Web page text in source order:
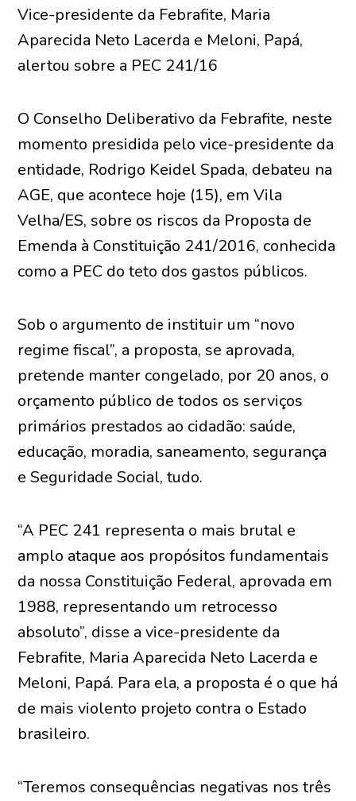
Vice-presidente da Febrafite, Maria
Aparecida Neto Lacerda e Meloni, Papá,
alertou sobre a PEC 241/16
O Conselho Deliberativo da Febrafite, neste
momento presidida pelo vice-presidente da
entidade, Rodrigo Keidel Spada, debateu na
AGE, que acontece hoje (15), em Vila
Velha/ES, sobre os riscos da Proposta de
Emenda à Constituição 241/2016, conhecida
como a PEC do teto dos gastos públicos.
Sob o argumento de instituir um “novo
regime fiscal”, a proposta, se aprovada,
pretende manter congelado, por 20 anos, o
orçamento público de todos os serviços
primários prestados ao cidadão: saúde,
educação, moradia, saneamento, segurança
e Seguridade Social, tudo.
“A PEC 241 representa o mais brutal e
amplo ataque aos propósitos fundamentais
da nossa Constituição Federal, aprovada em
1988, representando um retrocesso
absoluto”, disse a vice-presidente da
Febrafite, Maria Aparecida Neto Lacerda e
Meloni, Papá. Para ela, a proposta é o que há
de mais violento projeto contra o Estado
brasileiro.
“Teremos consequências negativas nos três